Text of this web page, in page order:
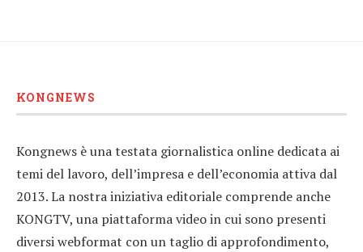
KONGNEWS
Kongnews è una testata giornalistica online dedicata ai
temi del lavoro, dell’impresa e dell’economia attiva dal
2013. La nostra iniziativa editoriale comprende anche
KONGTV, una piattaforma video in cui sono presenti
diversi webformat con un taglio di approfondimento,